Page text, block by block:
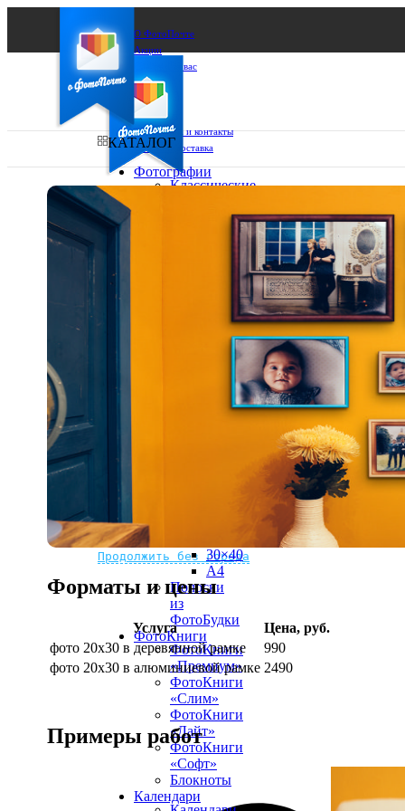
О ФотоПочте
Акции
Сделаем за вас
Бизнесу
FAQ
Франшиза
Поддержка и контакты
Оплата и доставка
Ваш город:
Выберите из списка:
Не нашли Ваш город?
Мы доставляем по всему миру
Продолжить без города
КАТАЛОГ
Фотографии
Классические
10х10
10х15
15х15
15х20
20х20
20х30
30х30
30х40
30×40
A4
Полоски
из
ФотоБудки
ФотоКниги
ФотоКниги
«Премиум»
ФотоКниги
«Слим»
ФотоКниги
«Лайт»
ФотоКниги
«Софт»
Блокноты
Календари
Форматы и цены
Услуга
Цена, руб.
фото 20х30 в деревянной рамке
990
фото 20х30 в алюминиевой рамке 2490
Примеры работ